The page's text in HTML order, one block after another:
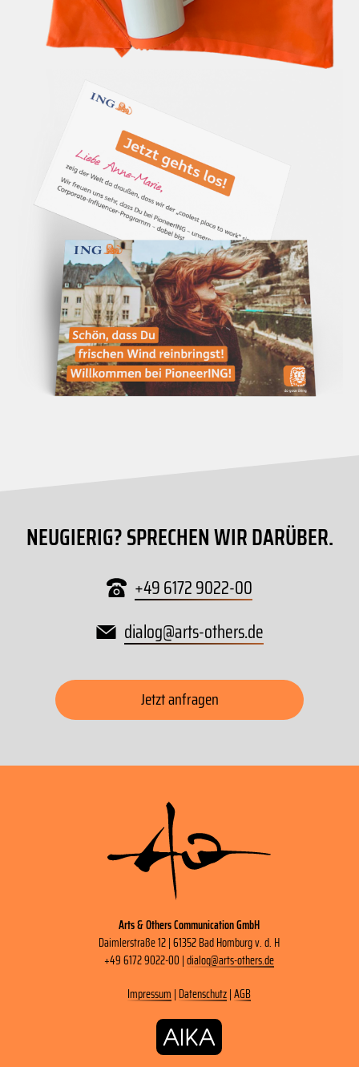
NEUGIERIG? SPRECHEN WIR DARÜBER.
+49 6172 9022-00
dialog@arts-others.de
Jetzt anfragen
Arts & Others Communication GmbH
Daimlerstraße 12 | 61352 Bad Homburg v. d. H
+49 6172 9022-00 |dialog@arts-others.de
Impressum | Datenschutz|AGB